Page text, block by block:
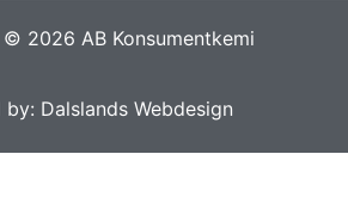
2026 AB Konsumentkemi
by: Dalslands Webdesign